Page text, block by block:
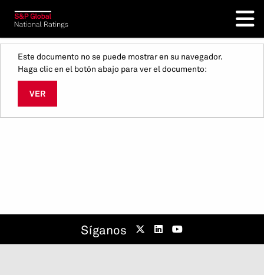
Este documento no se puede mostrar en su navegador.
Haga clic en el botón abajo para ver el documento:
VER
Síganos